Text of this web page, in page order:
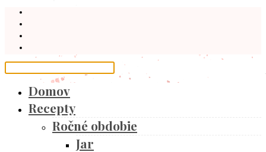
Domov
Recepty
Ročné obdobie
Jar